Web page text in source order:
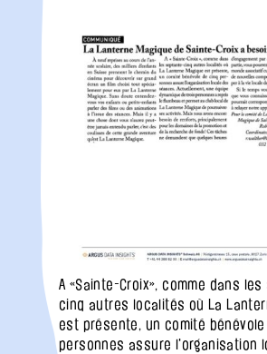
A «Sainte-Croix», comme dans
cinq autres localités où La
est présente, un comité
personnes assure l'organisation